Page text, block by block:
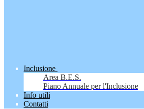
Inclusione
Area B.E.S.
Piano Annuale per l'Inclusione
Info utili
Contatti